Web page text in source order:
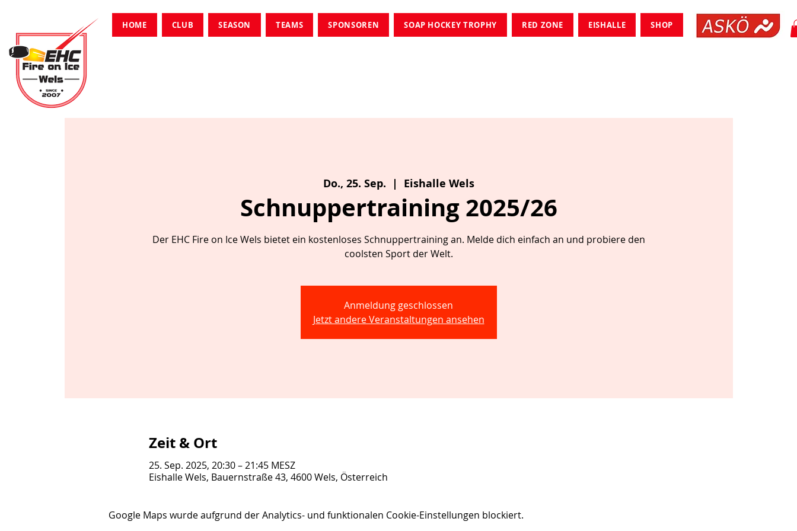
HOME CLUB SEASON TEAMS SPONSOREN SOAP HOCKEY TROPHY RED ZONE EISHALLE SHOP
Do., 25. Sep.
  |
Eishalle Wels
Schnuppertraining 2025/26
Der EHC Fire on Ice Wels bietet ein kostenloses Schnuppertraining an. Melde dich einfach an und probiere den
coolsten Sport der Welt.
Anmeldung geschlossen
Jetzt andere Veranstaltungen ansehen
Zeit & Ort
25. Sep. 2025, 20:30 – 21:45 MESZ
Eishalle Wels, Bauernstraße 43, 4600 Wels, Österreich
Google Maps wurde aufgrund der Analytics- und funktionalen Cookie-Einstellungen blockiert.